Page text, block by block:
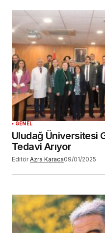
GENEL
Uludağ Üniversitesi
Tedavi Arıyor
Editör Azra Karaca09/01/2025